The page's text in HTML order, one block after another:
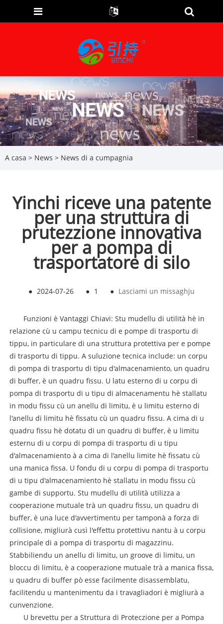
A casa > News > News di a cumpagnia
Yinchi riceve una patente
per una struttura di
prutezzione innovativa
per a pompa di
trasportatore di silo
● 2024-07-26 ● 1 ● Lasciami un missaghju
Funzioni è Vantaggi Chiavi: Stu mudellu di utilità hè in
relazione cù u campu tecnicu di e pompe di trasportu di
tippu, in particulare di una struttura protettiva per e pompe
di trasportu di tippu. A suluzione tecnica include: un corpu
di pompa di trasportu di tipu d'almacenamiento, un quadru
di buffer, è un quadru fissu. U latu esterno di u corpu di
pompa di trasportu di u tipu di almacenamentu hè stallatu
in modu fissu cù un anellu di limitu, è u limitu esterno di
l'anellu di limitu hè fissatu cù un quadru fissu. A cima di u
quadru fissu hè dotatu di un quadru di buffer, è u limitu
esternu di u corpu di pompa di trasportu di u tipu
d'almacenamiento à a cima di l'anellu limite hè fissatu cù
una manica fissa. U fondu di u corpu di pompa di trasportu
di u tipu d'almacenamiento hè stallatu in modu fissu cù
gambe di supportu. Stu mudellu di utilità utilizza a
cooperazione mutuale trà un quadru fissu, un quadru di
buffer, è una luce d'avvertimentu per tamponà a forza di
collisione, migliurà cusì l'effettu protettivu nantu à u corpu
principale di a pompa di trasportu di magazzinu.
Stabbiliendu un anellu di limitu, un groove di limitu, un
bloccu di limitu, è a cooperazione mutuale trà a manica fissa,
u quadru di buffer pò esse facilmente disassemblatu,
facilitendu u mantenimentu da i travagliadori è migliurà a
cunvenzione.
U brevettu per a Struttura di Proteczione per a Pompa